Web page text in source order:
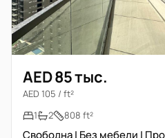
AED 85 тыс.
AED 105 / ft²
1
2 808 ft²